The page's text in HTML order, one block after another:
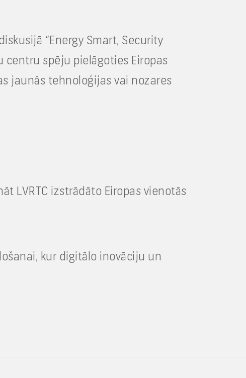
“Energy Smart, Security
centru spēju pielāgoties Eiropas
jaunās tehnoloģijas vai nozares
LVRTC izstrādāto Eiropas vienotās
kur digitālo inovāciju un